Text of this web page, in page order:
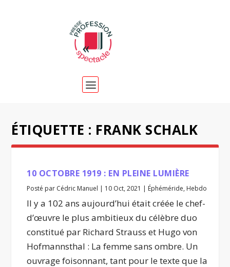
ÉTIQUETTE : FRANK SCHALK
10 OCTOBRE 1919 : EN PLEINE LUMIÈRE
Posté par Cédric Manuel | 10 Oct, 2021 | Éphéméride, Hebdo
Il y a 102 ans aujourd’hui était créée le chef-
d’œuvre le plus ambitieux du célèbre duo
constitué par Richard Strauss et Hugo von
Hofmannsthal : La femme sans ombre. Un
ouvrage foisonnant, tant pour le texte que la